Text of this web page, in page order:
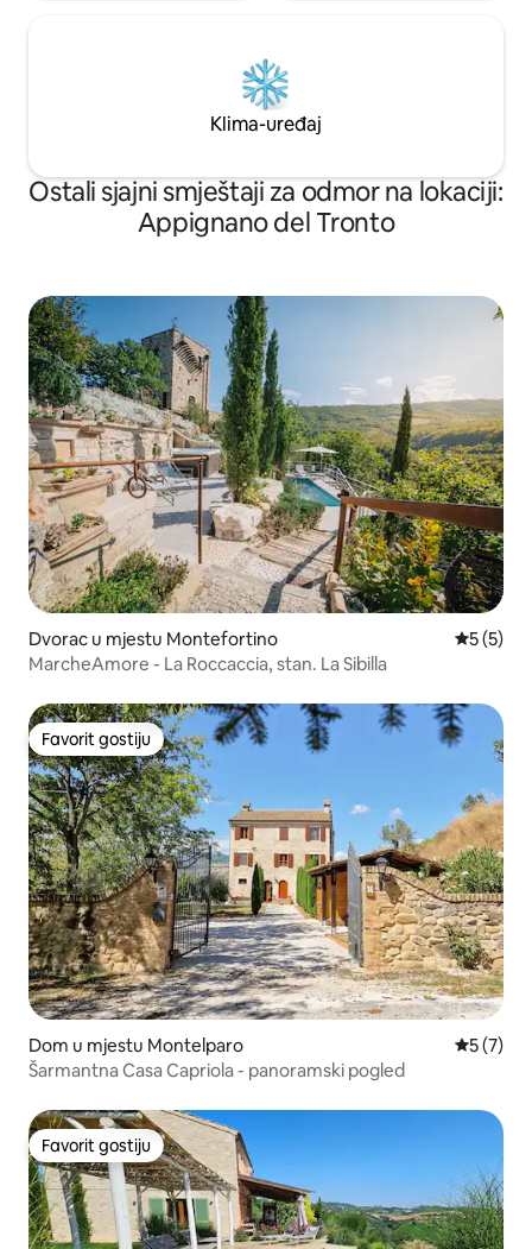
Klima-uređaj
Ostali sjajni smještaji za odmor na lokaciji:
Appignano del Tronto
Dvorac u mjestu Montefortino
5 (5)
MarcheAmore - La Roccaccia, stan. La Sibilla
Favorit gostiju
Favorit gostiju
Dom u mjestu Montelparo
5 (7)
Šarmantna Casa Capriola - panoramski pogled
Favorit gostiju
Favorit gostiju